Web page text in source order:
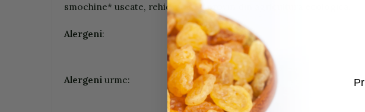
smochine* uscate, rehidratate. *provin din agricultura ecologica.
Alergeni:
Alergeni urme: